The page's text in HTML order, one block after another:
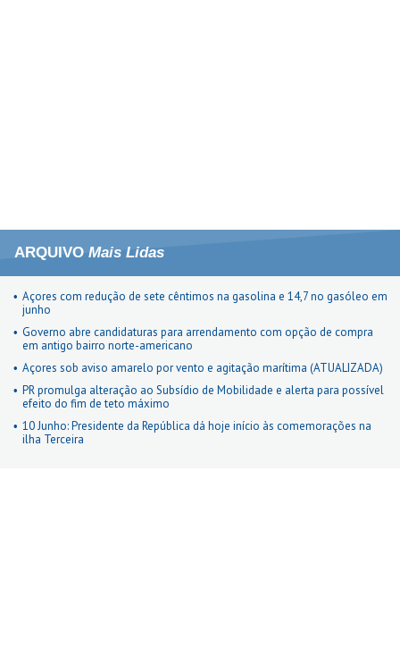
ARQUIVO Mais Lidas
Açores com redução de sete cêntimos na gasolina e 14,7 no gasóleo em
junho
Governo abre candidaturas para arrendamento com opção de compra
em antigo bairro norte-americano
Açores sob aviso amarelo por vento e agitação marítima (ATUALIZADA)
PR promulga alteração ao Subsídio de Mobilidade e alerta para possível
efeito do fim de teto máximo
10 Junho: Presidente da República dá hoje início às comemorações na
ilha Terceira